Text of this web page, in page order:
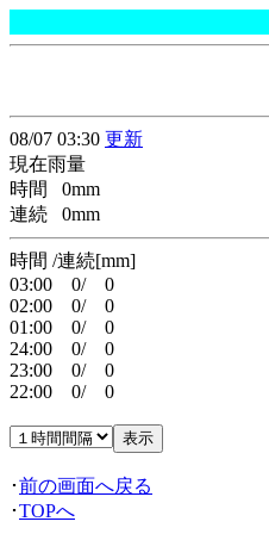
08/07 03:30 更新
現在雨量
時間 0mm
連続 0mm
時間 /連続[mm]
03:00 0/ 0
02:00 0/ 0
01:00 0/ 0
24:00 0/ 0
23:00 0/ 0
22:00 0/ 0
･前の画面へ戻る
･TOPへ